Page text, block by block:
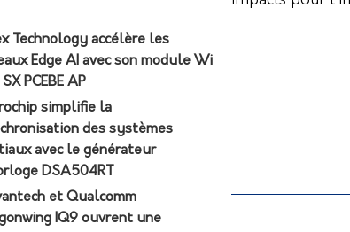
Technology accélère les
Edge AI avec son module Wi
PCEBE AP
simplifie la
des systèmes
avec le générateur
DSA504RT
et Qualcomm
IQ9 ouvrent une